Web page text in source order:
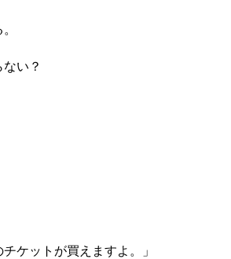
い？
チケットが買えますよ。」